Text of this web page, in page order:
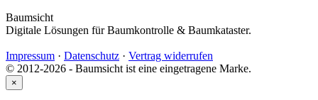
Baumsicht
Digitale Lösungen für Baumkontrolle & Baumkataster.
Impressum · Datenschutz · Vertrag widerrufen
© 2012-2026 - Baumsicht ist eine eingetragene Marke.
×